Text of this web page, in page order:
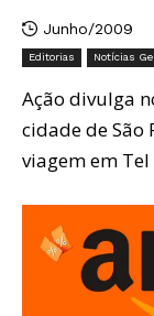
Junho/2009
Editorias Notícias
Ação divulga
cidade de São
viagem em Tel